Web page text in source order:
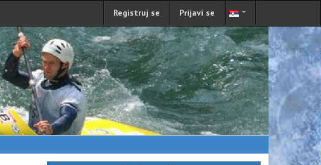
Registruj se Prijavi se